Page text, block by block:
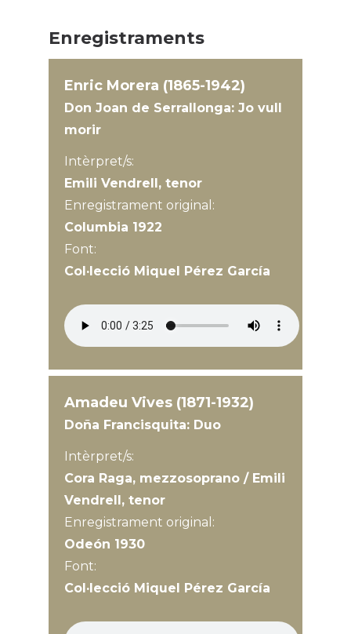
Enregistraments
Enric Morera (1865-1942)
Don Joan de Serrallonga: Jo vull
morir
Intèrpret/s:
Emili Vendrell, tenor
Enregistrament original:
Columbia 1922
Font:
Col·lecció Miquel Pérez García
Amadeu Vives (1871-1932)
Doña Francisquita: Duo
Intèrpret/s:
Cora Raga, mezzosoprano / Emili
Vendrell, tenor
Enregistrament original:
Odeón 1930
Font:
Col·lecció Miquel Pérez García